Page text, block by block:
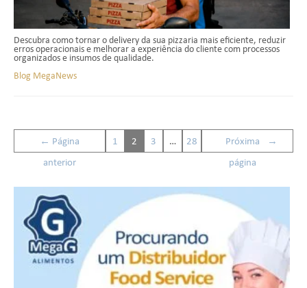
Descubra como tornar o delivery da sua pizzaria mais eficiente, reduzir
erros operacionais e melhorar a experiência do cliente com processos
organizados e insumos de qualidade.
Blog MegaNews
← Página
anterior
1 2 3 … 28
Próxima
página
→